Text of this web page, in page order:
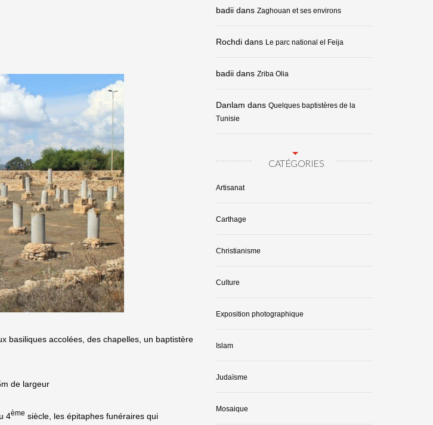
basiliques accolées, des chapelles, un baptistère
de largeur
4ème siècle, les épitaphes funéraires qui
badiidans Zaghouan et ses environs
Rochdidans Le parc national el Feija
badiidans Zriba Olia
Danlam dans Quelques baptistères de la
Tunisie
CATÉGORIES
Artisanat
Carthage
Christianisme
Culture
Exposition photographique
Islam
Judaïsme
Mosaique